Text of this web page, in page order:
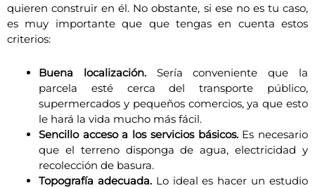
quieren construir en él. No obstante, si ese no es tu caso,
es muy importante que que tengas en cuenta estos
criterios:
Buena localización.Sería conveniente que la
parcela esté cerca del transporte público,
supermercados y pequeños comercios, ya que esto
le hará la vida mucho más fácil.
Sencillo acceso a los servicios básicos.Es necesario
que el terreno disponga de agua, electricidad y
recolección de basura.
Topografía adecuada.Lo ideal es hacer un estudio